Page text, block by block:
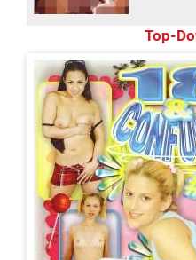
Top-